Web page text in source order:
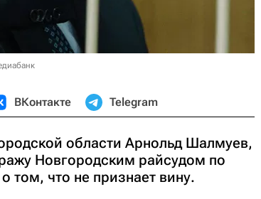
ВКонтакте Telegram
области Арнольд Шалмуев,
Новгородским райсудом по
том, что не признает вину.